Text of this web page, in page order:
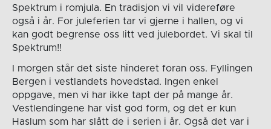
Spektrum i romjula. En tradisjon vi vil videreføre
også i år. For juleferien tar vi gjerne i hallen, og vi
kan godt begrense oss litt ved julebordet. Vi skal til
Spektrum!!
I morgen står det siste hinderet foran oss. Fyllingen
Bergen i vestlandets hovedstad. Ingen enkel
oppgave, men vi har ikke tapt der på mange år.
Vestlendingene har vist god form, og det er kun
Haslum som har slått de i serien i år. Også det var i